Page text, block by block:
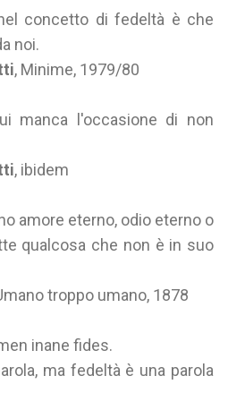
concetto di fedeltà è che
noi.
, Minime, 1979/80
manca l'occasione di non
, ibidem
amore eterno, odio eterno o
qualcosa che non è in suo
troppo umano, 1878
inane fides.
ma fedeltà è una parola